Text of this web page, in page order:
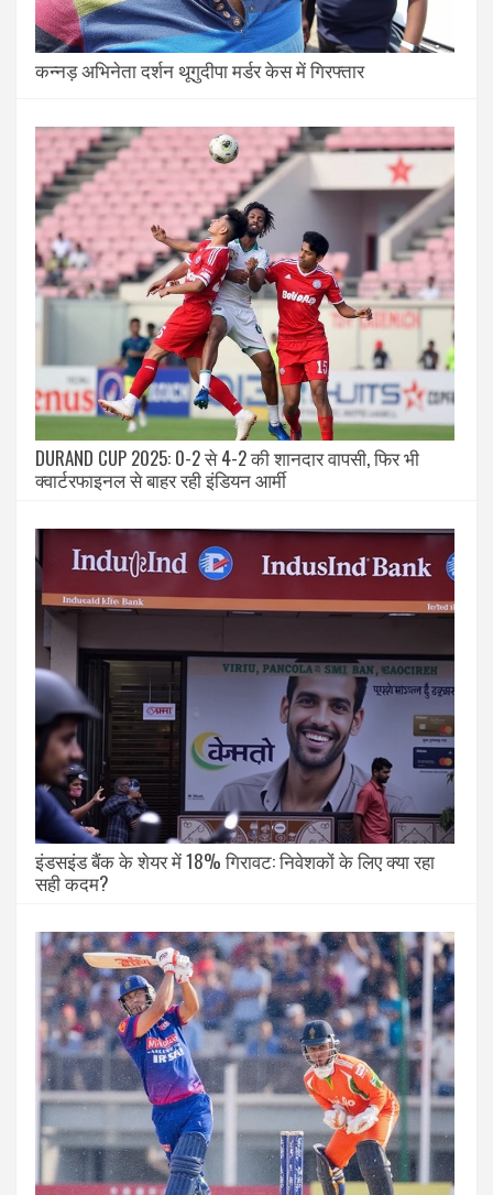
कन्नड़ अभिनेता दर्शन थूगुदीपा मर्डर केस में गिरफ्तार
DURAND CUP 2025: 0-2 से 4-2 की शानदार वापसी, फिर भी
क्वार्टरफाइनल से बाहर रही इंडियन आर्मी
इंडसइंड बैंक के शेयर में 18% गिरावट: निवेशकों के लिए क्या रहा
सही कदम?